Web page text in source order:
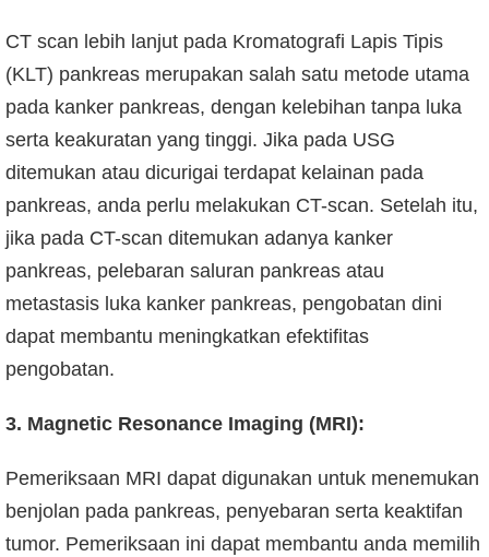
CT scan lebih lanjut pada Kromatografi Lapis Tipis
(KLT) pankreas merupakan salah satu metode utama
pada kanker pankreas, dengan kelebihan tanpa luka
serta keakuratan yang tinggi. Jika pada USG
ditemukan atau dicurigai terdapat kelainan pada
pankreas, anda perlu melakukan CT-scan. Setelah itu,
jika pada CT-scan ditemukan adanya kanker
pankreas, pelebaran saluran pankreas atau
metastasis luka kanker pankreas, pengobatan dini
dapat membantu meningkatkan efektifitas
pengobatan.
3. Magnetic Resonance Imaging (MRI):
Pemeriksaan MRI dapat digunakan untuk menemukan
benjolan pada pankreas, penyebaran serta keaktifan
tumor. Pemeriksaan ini dapat membantu anda memilih